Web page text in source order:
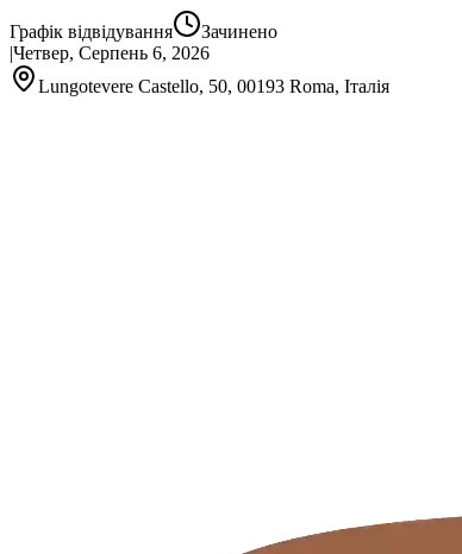
Графік відвідування
Зачинено
|Четвер, Серпень 6, 2026
Lungotevere Castello, 50, 00193 Roma, Італія